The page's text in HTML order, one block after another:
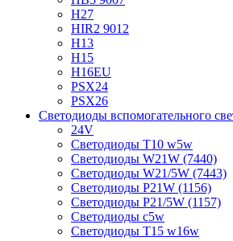
H27
HIR2 9012
H13
H15
H16EU
PSX24
PSX26
Светодиоды вспомогательного
24V
Светодиоды T10 w5w
Светодиоды W21W (7440)
Светодиоды W21/5W (7443)
Светодиоды P21W (1156)
Светодиоды P21/5W (1157)
Светодиоды c5w
Светодиоды T15 w16w